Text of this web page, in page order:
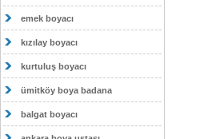
emek boyacı
kızılay boyacı
kurtuluş boyacı
ümitköy boya badana
balgat boyacı